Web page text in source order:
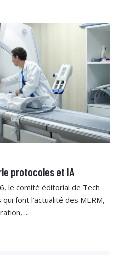
protocoles et IA
le comité éditorial de Tech
font l’actualité des MERM,
...